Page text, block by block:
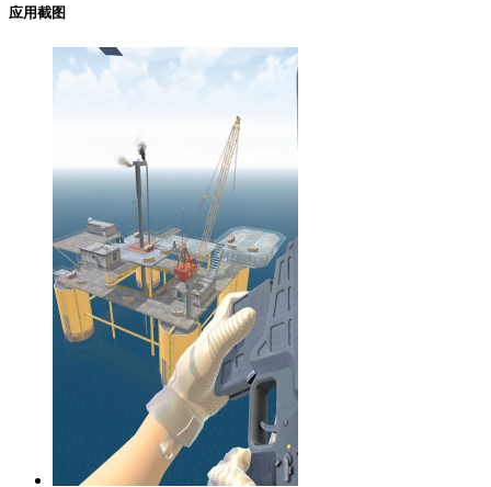
应用截图